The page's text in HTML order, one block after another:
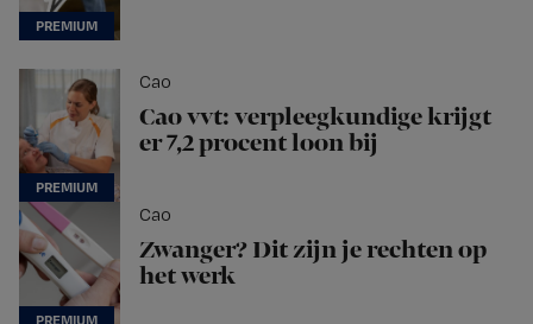
Cao
Cao vvt: verpleegkundige krijgt
er 7,2 procent loon bij
Cao
Zwanger? Dit zijn je rechten op
het werk